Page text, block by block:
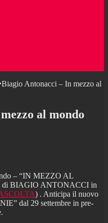
Biagio Antonacci – In mezzo al
al mondo
– “IN MEZZO AL
di BIAGIO ANTONACCI in
) . Anticipa il nuovo
dal 29 settembre in pre-